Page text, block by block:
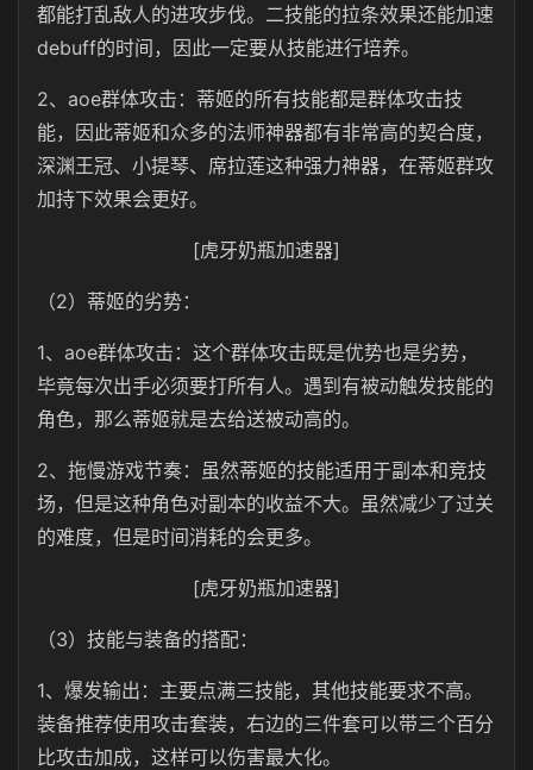
都能打乱敌人的进攻步伐。二技能的拉条效果还能加速
debuff的时间，因此一定要从技能进行培养。
2、aoe群体攻击：蒂姬的所有技能都是群体攻击技
能，因此蒂姬和众多的法师神器都有非常高的契合度，
深渊王冠、小提琴、席拉莲这种强力神器，在蒂姬群攻
加持下效果会更好。
[虎牙奶瓶加速器]
（2）蒂姬的劣势：
1、aoe群体攻击：这个群体攻击既是优势也是劣势，
毕竟每次出手必须要打所有人。遇到有被动触发技能的
角色，那么蒂姬就是去给送被动高的。
2、拖慢游戏节奏：虽然蒂姬的技能适用于副本和竞技
场，但是这种角色对副本的收益不大。虽然减少了过关
的难度，但是时间消耗的会更多。
[虎牙奶瓶加速器]
（3）技能与装备的搭配：
1、爆发输出：主要点满三技能，其他技能要求不高。
装备推荐使用攻击套装，右边的三件套可以带三个百分
比攻击加成，这样可以伤害最大化。